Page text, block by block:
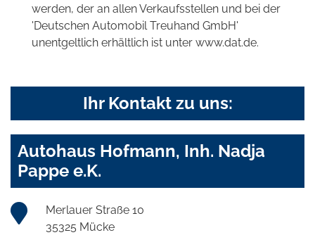
werden, der an allen Verkaufsstellen und bei der
'Deutschen Automobil Treuhand GmbH'
unentgeltlich erhältlich ist unter www.dat.de.
Ihr Kontakt zu uns:
Autohaus Hofmann, Inh. Nadja
Pappe e.K.
Merlauer Straße 10
35325 Mücke